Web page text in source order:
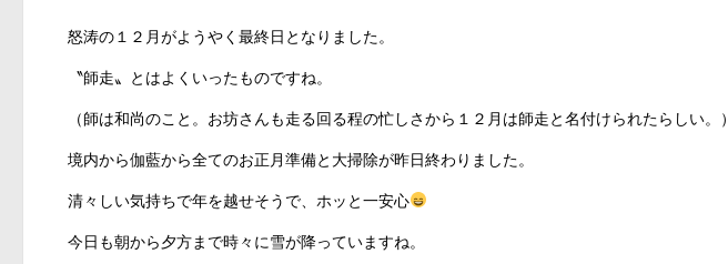
怒涛の１２月がようやく最終日となりました。
〝師走〟とはよくいったものですね。
（師は和尚のこと。お坊さんも走る回る程の忙しさから１２月は師走と名付けられたらしい。）
境内から伽藍から全てのお正月準備と大掃除が昨日終わりました。
清々しい気持ちで年を越せそうで、ホッと一安心
今日も朝から夕方まで時々に雪が降っていますね。